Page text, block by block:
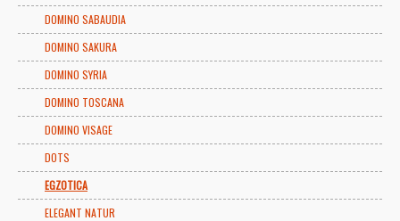
DOMINO SABAUDIA
DOMINO SAKURA
DOMINO SYRIA
DOMINO TOSCANA
DOMINO VISAGE
DOTS
EGZOTICA
ELEGANT NATUR